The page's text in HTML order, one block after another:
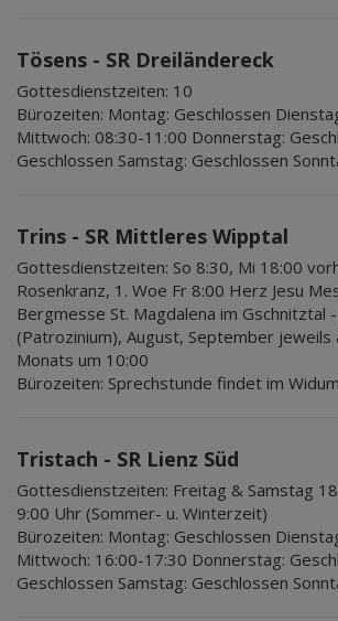
Tösens - SR Dreiländereck
Gottesdienstzeiten: 10
Bürozeiten: Montag: Geschlossen
Mittwoch: 08:30-11:00 Donnerstag:
Geschlossen Samstag: Geschlossen
Trins - SR Mittleres Wipptal
Gottesdienstzeiten: So 8:30, Mi 18:00
Rosenkranz, 1. Woe Fr 8:00 Herz Jesu
Bergmesse St. Magdalena im Gschnitztal -
(Patrozinium), August, September jeweils
Monats um 10:00
Bürozeiten: Sprechstunde findet im
Tristach - SR Lienz Süd
Gottesdienstzeiten: Freitag & Samstag
9:00 Uhr (Sommer- u. Winterzeit)
Bürozeiten: Montag: Geschlossen
Mittwoch: 16:00-17:30 Donnerstag:
Geschlossen Samstag: Geschlossen